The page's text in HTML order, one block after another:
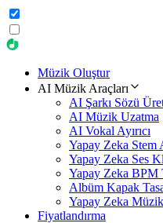
Müzik Oluştur
AI Müzik Araçları
AI Şarkı Sözü
AI Müzik Uzatma
AI Vokal Ayırıcı
Yapay Zeka Stem
Yapay Zeka Ses
Yapay Zeka BPM
Albüm Kapak
Yapay Zeka
Fiyatlandırma